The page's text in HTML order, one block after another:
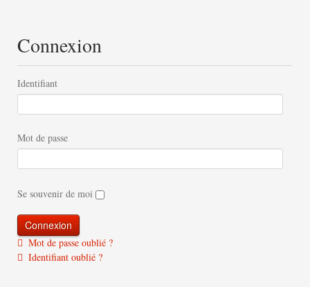
Connexion
Identifiant
Mot de passe
Se souvenir de moi
Mot de passe oublié ?
Identifiant oublié ?